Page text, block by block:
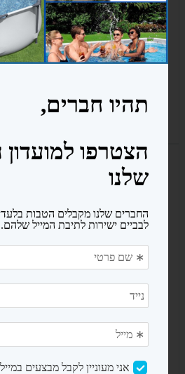
₪1,600.00
הוספה לסל